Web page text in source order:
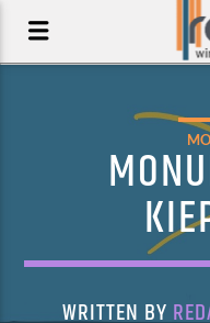
WRITTEN BY